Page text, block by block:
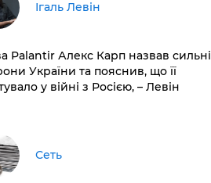
Ігаль Левін
Palantir Алекс Карп назвав сильні
України та пояснив, що її
у війні з Росією, – Левін
Сеть